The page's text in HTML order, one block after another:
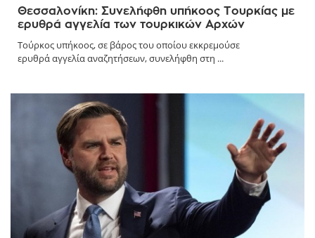
Θεσσαλονίκη: Συνελήφθη υπήκοος Τουρκίας με
ερυθρά αγγελία των τουρκικών Αρχών
Τούρκος υπήκοος, σε βάρος του οποίου εκκρεμούσε
ερυθρά αγγελία αναζητήσεων, συνελήφθη στη ...